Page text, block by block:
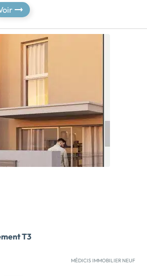
d’un littoral préservé et
diversifiée.Profitez du
et de tous les atouts d’une
dans un cadre unique. À
du centre-ville de Béziers et à 10
de sa voisine Sérignan, Sauvian
vie paisible au sein d’une commune
offre à ses 5 500 habitants,
nécessaires à la vie
une école maternelle etprimaire
de proximité.Au cœur de
en pleine reconversion,
de trois bâtiments contigus de
chacun une trentaine de
2 ou 3 pièces,
ou une terrasse ainsi que des […]
immobilier neuf >>
T3
MÉDICIS IMMOBILIER NEUF